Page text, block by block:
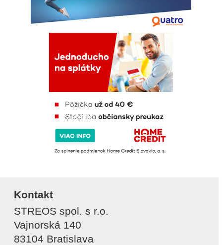
Kontakt
STREOS spol. s r.o.
Vajnorská 140
83104 Bratislava